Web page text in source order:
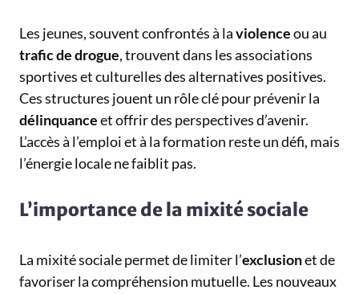
Les jeunes, souvent confrontés à laviolenceou au
trafic de drogue, trouvent dans les associations
sportives et culturelles des alternatives positives.
Ces structures jouent un rôle clé pour prévenir la
délinquanceet offrir des perspectives d’avenir.
L’accès à l’emploi et à la formation reste un défi, mais
l’énergie locale ne faiblit pas.
L’importance de la mixité sociale
La mixité sociale permet de limiter l’exclusionet de
favoriser la compréhension mutuelle. Les nouveaux